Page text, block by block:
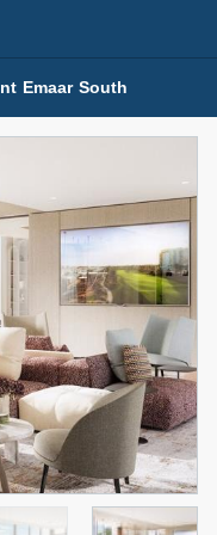
1.5 BHK 48 Parkside
شقةللبيع 1,350,000 درهم
سرير
1
اسم الوسيط
ARSHAD SAIYED
Emaar South